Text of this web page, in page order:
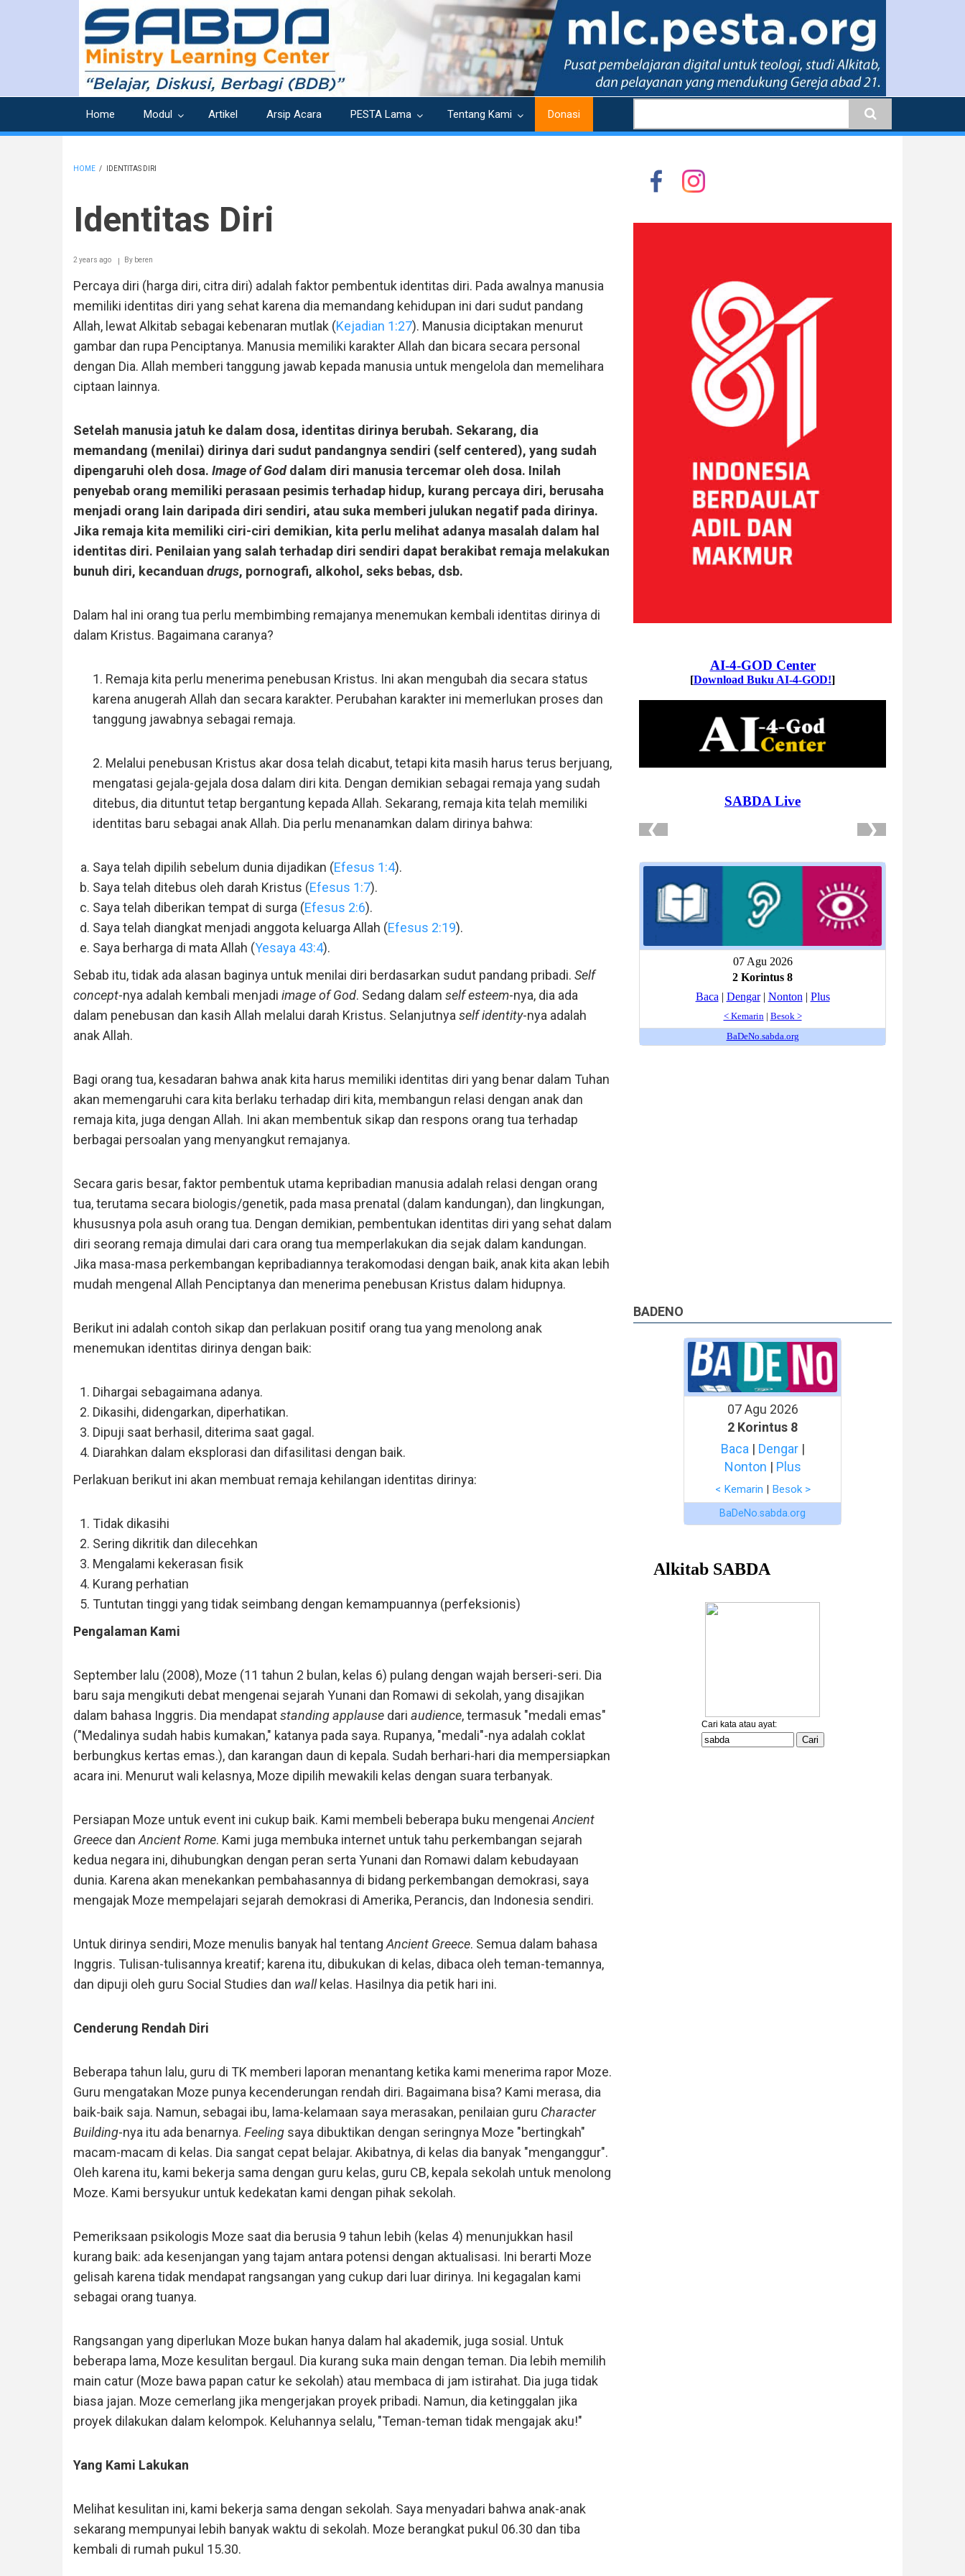
Home Modul Artikel Arsip Acara PESTA Lama Tentang Kami Donasi
HOME / IDENTITAS DIRI
Identitas Diri
2 years ago By beren
Percaya diri (harga diri, citra diri) adalah faktor pembentuk identitas diri. Pada awalnya manusia
memiliki identitas diri yang sehat karena dia memandang kehidupan ini dari sudut pandang
Allah, lewat Alkitab sebagai kebenaran mutlak (Kejadian 1:27). Manusia diciptakan menurut
gambar dan rupa Penciptanya. Manusia memiliki karakter Allah dan bicara secara personal
dengan Dia. Allah memberi tanggung jawab kepada manusia untuk mengelola dan memelihara
ciptaan lainnya.
Setelah manusia jatuh ke dalam dosa, identitas dirinya berubah. Sekarang, dia
memandang (menilai) dirinya dari sudut pandangnya sendiri (self centered), yang sudah
dipengaruhi oleh dosa. Image of Goddalam diri manusia tercemar oleh dosa. Inilah
penyebab orang memiliki perasaan pesimis terhadap hidup, kurang percaya diri, berusaha
menjadi orang lain daripada diri sendiri, atau suka memberi julukan negatif pada dirinya.
Jika remaja kita memiliki ciri-ciri demikian, kita perlu melihat adanya masalah dalam hal
identitas diri. Penilaian yang salah terhadap diri sendiri dapat berakibat remaja melakukan
bunuh diri, kecanduan drugs, pornografi, alkohol, seks bebas, dsb.
Dalam hal ini orang tua perlu membimbing remajanya menemukan kembali identitas dirinya di
dalam Kristus. Bagaimana caranya?
1. Remaja kita perlu menerima penebusan Kristus. Ini akan mengubah dia secara status
karena anugerah Allah dan secara karakter. Perubahan karakter ini memerlukan proses dan
tanggung jawabnya sebagai remaja.
2. Melalui penebusan Kristus akar dosa telah dicabut, tetapi kita masih harus terus berjuang,
mengatasi gejala-gejala dosa dalam diri kita. Dengan demikian sebagai remaja yang sudah
ditebus, dia dituntut tetap bergantung kepada Allah. Sekarang, remaja kita telah memiliki
identitas baru sebagai anak Allah. Dia perlu menanamkan dalam dirinya bahwa:
Saya telah dipilih sebelum dunia dijadikan (Efesus 1:4).
Saya telah ditebus oleh darah Kristus (Efesus 1:7).
Saya telah diberikan tempat di surga (Efesus 2:6).
Saya telah diangkat menjadi anggota keluarga Allah (Efesus 2:19).
Saya berharga di mata Allah (Yesaya 43:4).
Sebab itu, tidak ada alasan baginya untuk menilai diri berdasarkan sudut pandang pribadi. Self
concept-nya adalah kembali menjadi image of God. Sedang dalam self esteem-nya, dia ada
dalam penebusan dan kasih Allah melalui darah Kristus. Selanjutnya self identity-nya adalah
anak Allah.
Bagi orang tua, kesadaran bahwa anak kita harus memiliki identitas diri yang benar dalam Tuhan
akan memengaruhi cara kita berlaku terhadap diri kita, membangun relasi dengan anak dan
remaja kita, juga dengan Allah. Ini akan membentuk sikap dan respons orang tua terhadap
berbagai persoalan yang menyangkut remajanya.
Secara garis besar, faktor pembentuk utama kepribadian manusia adalah relasi dengan orang
tua, terutama secara biologis/genetik, pada masa prenatal (dalam kandungan), dan lingkungan,
khususnya pola asuh orang tua. Dengan demikian, pembentukan identitas diri yang sehat dalam
diri seorang remaja dimulai dari cara orang tua memperlakukan dia sejak dalam kandungan.
Jika masa-masa perkembangan kepribadiannya terakomodasi dengan baik, anak kita akan lebih
mudah mengenal Allah Penciptanya dan menerima penebusan Kristus dalam hidupnya.
Berikut ini adalah contoh sikap dan perlakuan positif orang tua yang menolong anak
menemukan identitas dirinya dengan baik:
Dihargai sebagaimana adanya.
Dikasihi, didengarkan, diperhatikan.
Dipuji saat berhasil, diterima saat gagal.
Diarahkan dalam eksplorasi dan difasilitasi dengan baik.
Perlakuan berikut ini akan membuat remaja kehilangan identitas dirinya:
Tidak dikasihi
Sering dikritik dan dilecehkan
Mengalami kekerasan fisik
Kurang perhatian
Tuntutan tinggi yang tidak seimbang dengan kemampuannya (perfeksionis)
Pengalaman Kami
September lalu (2008), Moze (11 tahun 2 bulan, kelas 6) pulang dengan wajah berseri-seri. Dia
baru saja mengikuti debat mengenai sejarah Yunani dan Romawi di sekolah, yang disajikan
dalam bahasa Inggris. Dia mendapatstanding applause dari audience, termasuk "medali emas"
("Medalinya sudah habis kumakan," katanya pada saya. Rupanya, "medali"-nya adalah coklat
berbungkus kertas emas.), dan karangan daun di kepala. Sudah berhari-hari dia mempersiapkan
acara ini. Menurut wali kelasnya, Moze dipilih mewakili kelas dengan suara terbanyak.
Persiapan Moze untuk event ini cukup baik. Kami membeli beberapa buku mengenai Ancient
Greece dan Ancient Rome. Kami juga membuka internet untuk tahu perkembangan sejarah
kedua negara ini, dihubungkan dengan peran serta Yunani dan Romawi dalam kebudayaan
dunia. Karena akan menekankan pembahasannya di bidang perkembangan demokrasi, saya
mengajak Moze mempelajari sejarah demokrasi di Amerika, Perancis, dan Indonesia sendiri.
Untuk dirinya sendiri, Moze menulis banyak hal tentang Ancient Greece. Semua dalam bahasa
Inggris. Tulisan-tulisannya kreatif; karena itu, dibukukan di kelas, dibaca oleh teman-temannya,
dan dipuji oleh guru Social Studies dan wallkelas. Hasilnya dia petik hari ini.
Cenderung Rendah Diri
Beberapa tahun lalu, guru di TK memberi laporan menantang ketika kami menerima rapor Moze.
Guru mengatakan Moze punya kecenderungan rendah diri. Bagaimana bisa? Kami merasa, dia
baik-baik saja. Namun, sebagai ibu, lama-kelamaan saya merasakan, penilaian guru Character
Building-nya itu ada benarnya. Feeling saya dibuktikan dengan seringnya Moze "bertingkah"
macam-macam di kelas. Dia sangat cepat belajar. Akibatnya, di kelas dia banyak "menganggur".
Oleh karena itu, kami bekerja sama dengan guru kelas, guru CB, kepala sekolah untuk menolong
Moze. Kami bersyukur untuk kedekatan kami dengan pihak sekolah.
Pemeriksaan psikologis Moze saat dia berusia 9 tahun lebih (kelas 4) menunjukkan hasil
kurang baik: ada kesenjangan yang tajam antara potensi dengan aktualisasi. Ini berarti Moze
gelisah karena tidak mendapat rangsangan yang cukup dari luar dirinya. Ini kegagalan kami
sebagai orang tuanya.
Rangsangan yang diperlukan Moze bukan hanya dalam hal akademik, juga sosial. Untuk
beberapa lama, Moze kesulitan bergaul. Dia kurang suka main dengan teman. Dia lebih memilih
main catur (Moze bawa papan catur ke sekolah) atau membaca di jam istirahat. Dia juga tidak
biasa jajan. Moze cemerlang jika mengerjakan proyek pribadi. Namun, dia ketinggalan jika
proyek dilakukan dalam kelompok. Keluhannya selalu, "Teman-teman tidak mengajak aku!"
Yang Kami Lakukan
Melihat kesulitan ini, kami bekerja sama dengan sekolah. Saya menyadari bahwa anak-anak
sekarang mempunyai lebih banyak waktu di sekolah. Moze berangkat pukul 06.30 dan tiba
kembali di rumah pukul 15.30.
BADENO
07 Agu 2026
2 Korintus 8
Baca | Dengar|
Nonton | Plus
< Kemarin | Besok >
BaDeNo.sabda.org